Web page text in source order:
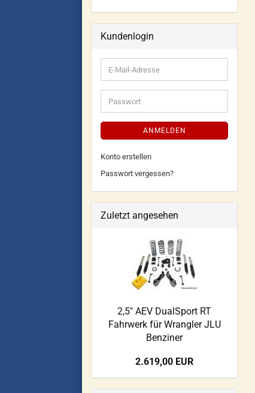
Kundenlogin
ANMELDEN
Konto erstellen
Passwort vergessen?
Zuletzt angesehen
2,5" AEV DualSport RT
Fahrwerk für Wrangler JLU
Benziner
2.619,00 EUR